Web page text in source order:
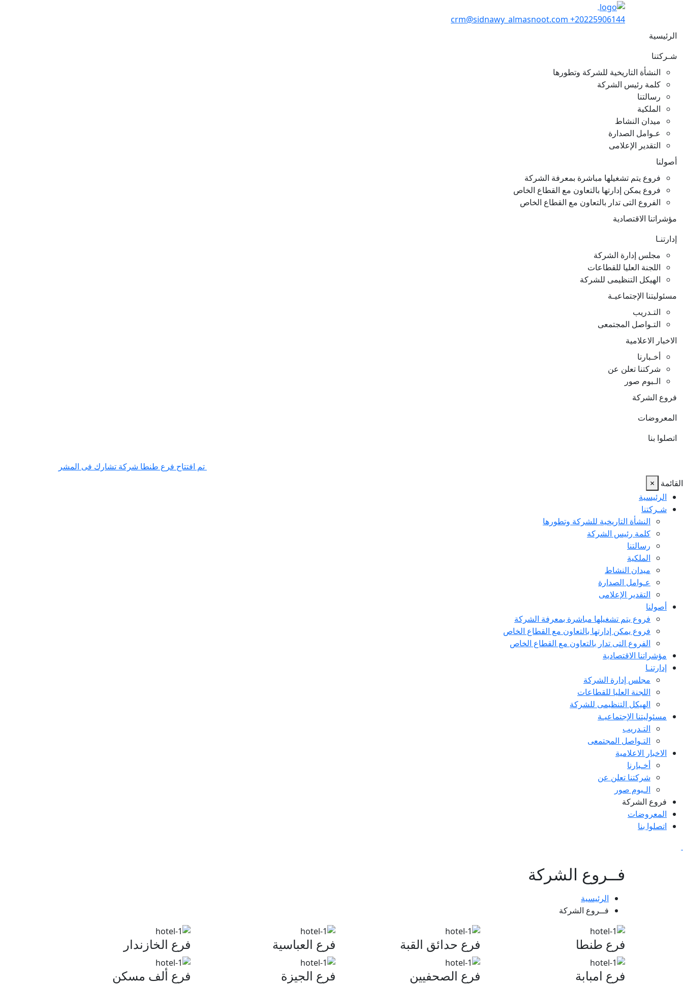
crm@sidnawy_almasnoot.com +20225906144
الرئيسية
شـركتنا
النشأة التاريخية للشركة وتطورها
كلمة رئيس الشركة
رسالتنا
الملكية
ميدان النشاط
عـوامل الصدارة
التقدير الإعلامى
أصولنا
فروع يتم تشغيلها مباشرة بمعرفة الشركة
فروع يمكن إدارتها بالتعاون مع القطاع الخاص
الفروع التى تدار بالتعاون مع القطاع الخاص
مؤشراتنا الاقتصادية
إدارتنـا
مجلس إدارة الشركة
اللجنة العليا للقطاعات
الهيكل التنظيمى للشركة
مسئوليتنا الإجتماعيـة
التـدريب
التـواصل المجتمعى
الاخبار الاعلامية
أخـبارنا
شركتنا تعلن عن
الـبوم صور
فروع الشركة
المعروضات
اتصلوا بنا
شركة تشارك فى المشروع القومى للتحولتم افتتاح فرع طنطا
القائمة
×
الرئيسية
شـركتنا
النشأة التاريخية للشركة وتطورها
كلمة رئيس الشركة
رسالتنا
الملكية
ميدان النشاط
عـوامل الصدارة
التقدير الإعلامى
أصولنا
فروع يتم تشغيلها مباشرة بمعرفة الشركة
فروع يمكن إدارتها بالتعاون مع القطاع الخاص
الفروع التى تدار بالتعاون مع القطاع الخاص
مؤشراتنا الاقتصادية
إدارتنـا
مجلس إدارة الشركة
اللجنة العليا للقطاعات
الهيكل التنظيمى للشركة
مسئوليتنا الإجتماعيـة
التـدريب
التـواصل المجتمعى
الاخبار الاعلامية
أخـبارنا
شركتنا تعلن عن
الـبوم صور
فروع الشركة
المعروضات
اتصلوا بنا
فــروع الشركة
الرئيسية
فــروع الشركة
فرع طنطا فرع حدائق القبة فرع العباسية
فرع الخازندار
فرع امبابة
فرع الصحفيين فرع الجيزة فرع ألف مسكن